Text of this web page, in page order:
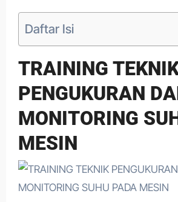
Daftar Isi
TRAINING
PENGUKURAN
MONITORING
MESIN